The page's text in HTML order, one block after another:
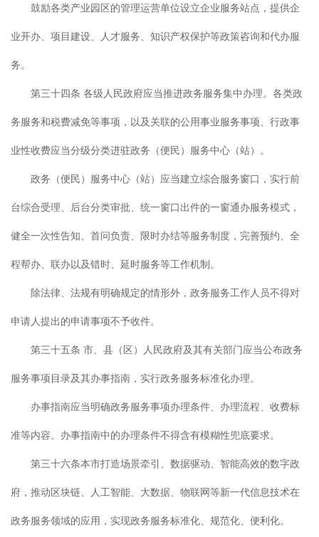
鼓励各类产业园区的管理运营单位设立企业服务站点，提供企
业开办、项目建设、人才服务、知识产权保护等政策咨询和代办服
务。
第三十四条 各级人民政府应当推进政务服务集中办理。各类政
务服务和税费减免等事项，以及关联的公用事业服务事项、行政事
业性收费应当分级分类进驻政务（便民）服务中心（站）。
政务（便民）服务中心（站）应当建立综合服务窗口，实行前
台综合受理、后台分类审批、统一窗口出件的一窗通办服务模式，
健全一次性告知、首问负责、限时办结等服务制度，完善预约、全
程帮办、联办以及错时、延时服务等工作机制。
除法律、法规有明确规定的情形外，政务服务工作人员不得对
申请人提出的申请事项不予收件。
第三十五条 市、县（区）人民政府及其有关部门应当公布政务
服务事项目录及其办事指南，实行政务服务标准化办理。
办事指南应当明确政务服务事项办理条件、办理流程、收费标
准等内容。办事指南中的办理条件不得含有模糊性兜底要求。
第三十六条本市打造场景牵引、数据驱动、智能高效的数字政
府，推动区块链、人工智能、大数据、物联网等新一代信息技术在
政务服务领域的应用，实现政务服务标准化、规范化、便利化。